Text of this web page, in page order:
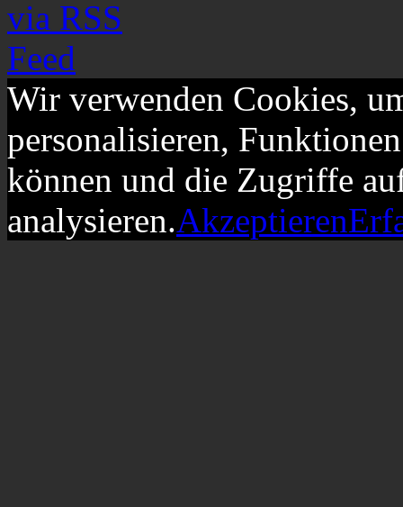
Wir verwenden Cookies,
personalisieren,
können und die Zugriffe
analysieren.Akzeptieren